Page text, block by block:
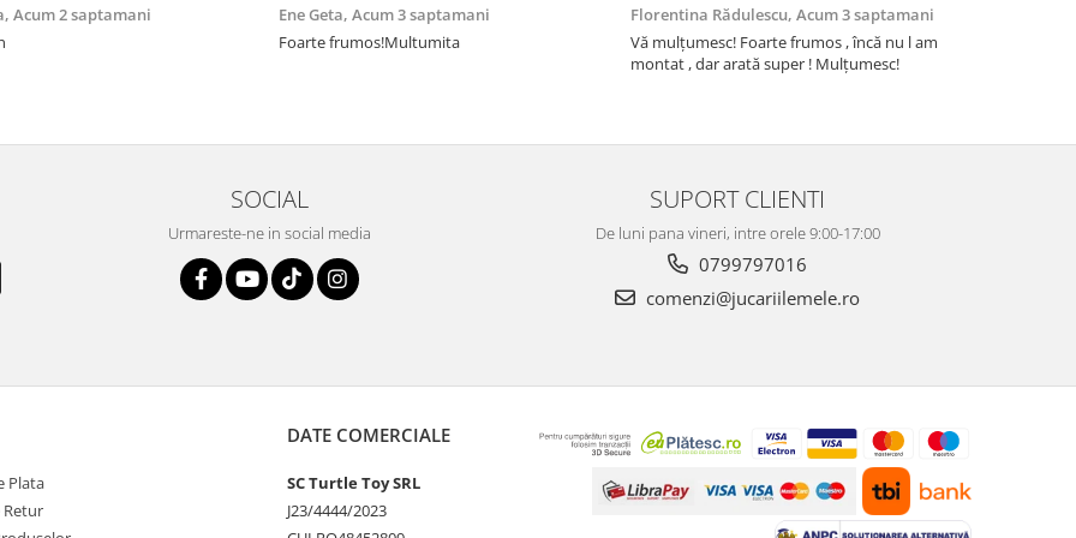
Acum 2 saptamani
Ene Geta, Acum 3 saptamani
Foarte frumos!Multumita
Florentina Rădulescu, Acum 3 saptamani
Vă mulțumesc! Foarte frumos , încă nu l am
montat , dar arată super ! Mulțumesc!
Recomand
SOCIAL
Urmareste-ne in social media
SUPORT CLIENTI
De luni pana vineri, intre orele 9:00-17:00
0799797016
comenzi@jucariilemele.ro
Plata
Retur
DATE COMERCIALE
SC Turtle Toy SRL
J23/4444/2023